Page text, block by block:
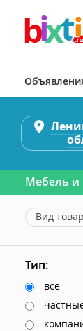
Мебель и
Вид
Тип:
все